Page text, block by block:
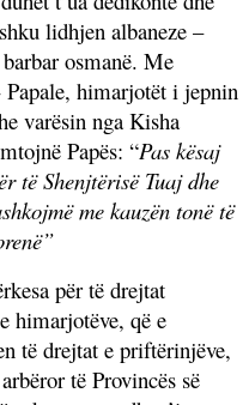
lidhjen albaneze –
osmanë. Me
himarjotët i jepnin
varësin nga Kisha
Papës: “Pas kësaj
të Shenjtërisë Tuaj dhe
me kauzën tonë të
për të drejtat
himarjotëve, që e
të drejtat e priftërinjëve,
të Provincës së